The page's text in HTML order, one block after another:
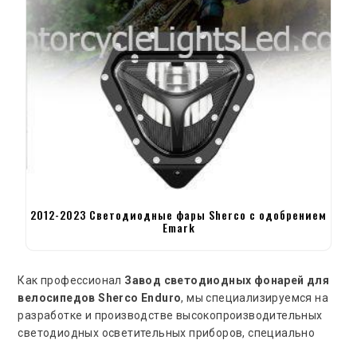
2012-2023 Светодиодные фары Sherco с одобрением
Emark
Как профессионал Завод светодиодных фонарей для
велосипедов Sherco Enduro, мы специализируемся на
разработке и производстве высокопроизводительных
светодиодных осветительных приборов, специально